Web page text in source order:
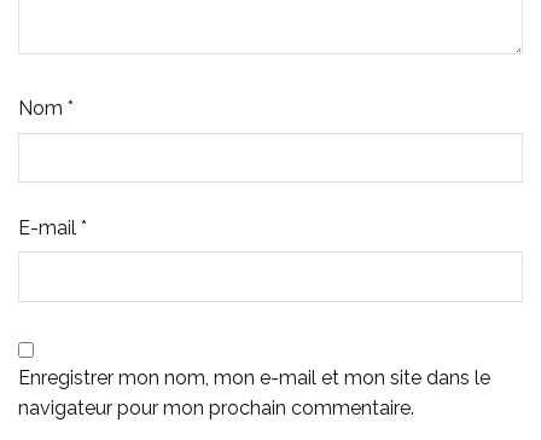
Nom *
E-mail *
Enregistrer mon nom, mon e-mail et mon site dans le
navigateur pour mon prochain commentaire.